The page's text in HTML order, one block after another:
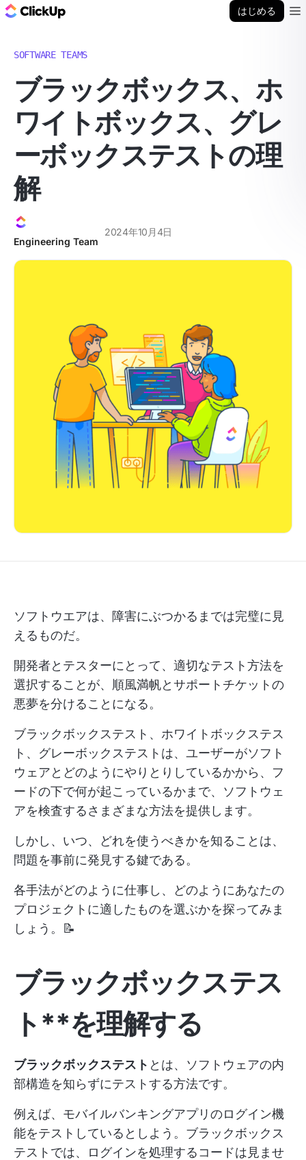
はじめる
SOFTWARE TEAMS
ブラックボックス、ホ
ワイトボックス、グレ
ーボックステストの理
解
Engineering Team
2024年10月4日
ソフトウエアは、障害にぶつかるまでは完璧に見
えるものだ。
開発者とテスターにとって、適切なテスト方法を
選択することが、順風満帆とサポートチケットの
悪夢を分けることになる。
ブラックボックステスト、ホワイトボックステス
ト、グレーボックステストは、ユーザーがソフト
ウェアとどのようにやりとりしているかから、フ
ードの下で何が起こっているかまで、ソフトウェ
アを検査するさまざまな方法を提供します。
しかし、いつ、どれを使うべきかを知ることは、
問題を事前に発見する鍵である。
各手法がどのように仕事し、どのようにあなたの
プロジェクトに適したものを選ぶかを探ってみま
しょう。📝
ブラックボックステス
ト**を理解する
ブラックボックステスト とは、ソフトウェアの内
部構造を知らずにテストする方法です。
例えば、モバイルバンキングアプリのログイン機
能をテストしているとしよう。ブラックボックス
テストでは、ログインを処理するコードは見ませ